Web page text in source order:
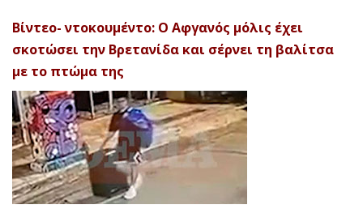
Βίντεο- ντοκουμέντο: Ο Αφγανός μόλις έχει
σκοτώσει την Βρετανίδα και σέρνει τη βαλίτσα
με το πτώμα της